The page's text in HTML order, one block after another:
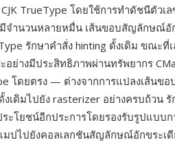
TrueType โดยใช้การทำดัชนีตัวเ
ำนวนหลายหมื่น เส้นขอบสัญลักษณ์อั
รักษาคำสั่ง hinting ดั้งเดิม ขณะที่เ
ย่างมีประสิทธิภาพผ่านทรัพยากร
โดยตรง — ต่างจากการแปลงเส้นขอ
เดิมไปยัง rasterizer อย่างครบถ้วน
โยชน์อีกประการโดยรองรับรูปแบบก
ปไปยังคอลเลกชันสัญลักษณ์อักขระเ